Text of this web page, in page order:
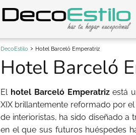
DecoEstilo Hotel Barceló Emperatriz
Hotel Barceló
El hotel Barceló Emperatrizestá
XIX brillantemente reformado por
de interioristas, ha sido diseñado
en el que sus futuros huéspedes